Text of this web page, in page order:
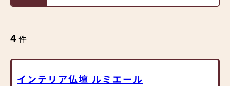
4件
インテリア仏壇 ルミエール